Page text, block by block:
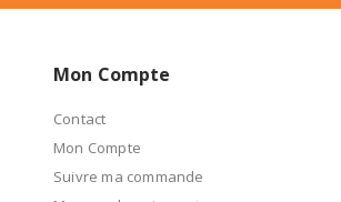
Mon Compte
Contact
Mon Compte
Suivre ma commande